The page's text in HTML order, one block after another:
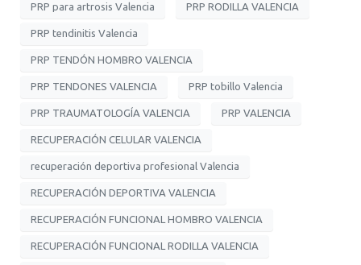
PRP para artrosis Valencia PRP RODILLA VALENCIA
PRP tendinitis Valencia
PRP TENDÓN HOMBRO VALENCIA
PRP TENDONES VALENCIA PRP tobillo Valencia
PRP TRAUMATOLOGÍA VALENCIA PRP VALENCIA
RECUPERACIÓN CELULAR VALENCIA
recuperación deportiva profesional Valencia
RECUPERACIÓN DEPORTIVA VALENCIA
RECUPERACIÓN FUNCIONAL HOMBRO VALENCIA
RECUPERACIÓN FUNCIONAL RODILLA VALENCIA